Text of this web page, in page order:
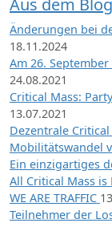
Aus dem Blog
Änderungen bei
18.11.2024
Am 26.
24.08.2021
Critical Mass:
13.07.2021
Dezentrale Critical
Mobilitätswandel
Ein einzigartiges
All Critical Mass is
WE ARE TRAFFIC
Teilnehmer der